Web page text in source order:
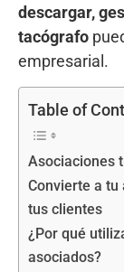
descargar,
tacógrafo
empresarial.
Table of
Asociaciones
Convierte a tu
tus clientes
¿Por qué
asociados?